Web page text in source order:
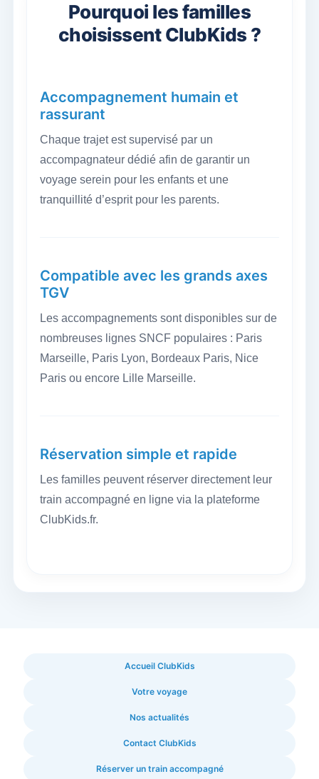
Pourquoi les familles
choisissent ClubKids ?
Accompagnement humain et
rassurant
Chaque trajet est supervisé par un
accompagnateur dédié afin de garantir un
voyage serein pour les enfants et une
tranquillité d’esprit pour les parents.
Compatible avec les grands axes
TGV
Les accompagnements sont disponibles sur de
nombreuses lignes SNCF populaires : Paris
Marseille, Paris Lyon, Bordeaux Paris, Nice
Paris ou encore Lille Marseille.
Réservation simple et rapide
Les familles peuvent réserver directement leur
train accompagné en ligne via la plateforme
ClubKids.fr.
Accueil ClubKids
Votre voyage
Nos actualités
Contact ClubKids
Réserver un train accompagné